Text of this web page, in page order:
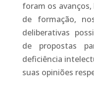
foram os
de formação,
deliberativas
de propostas
deficiência
suas opiniões